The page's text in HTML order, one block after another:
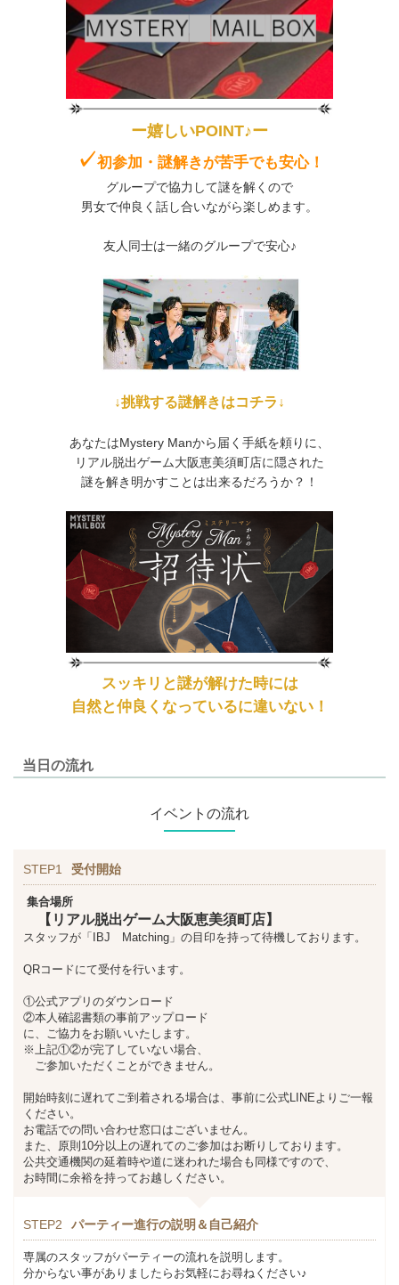
ー嬉しいPOINT♪ー
✓初参加・謎解きが苦手でも安心！
グループで協力して謎を解くので
男女で仲良く話し合いながら楽しめます。
友人同士は一緒のグループで安心♪
↓挑戦する謎解きはコチラ↓
あなたはMystery Manから届く手紙を頼りに、
リアル脱出ゲーム大阪恵美須町店に隠された
謎を解き明かすことは出来るだろうか？！
スッキリと謎が解けた時には
自然と仲良くなっているに違いない！
当日の流れ
イベントの流れ
STEP1 受付開始
集合場所
【リアル脱出ゲーム大阪恵美須町店】
スタッフが「IBJ Matching」の目印を持って待機しております。
QRコードにて受付を行います。
①公式アプリのダウンロード
②本人確認書類の事前アップロード
に、ご協力をお願いいたします。
※上記①②が完了していない場合、
ご参加いただくことができません。
開始時刻に遅れてご到着される場合は、事前に公式LINEよりご一報
ください。
お電話での問い合わせ窓口はございません。
また、原則10分以上の遅れてのご参加はお断りしております。
公共交通機関の延着時や道に迷われた場合も同様ですので、
お時間に余裕を持ってお越しください。
STEP2 パーティー進行の説明＆自己紹介
専属のスタッフがパーティーの流れを説明します。
分からない事がありましたらお気軽にお尋ねください♪